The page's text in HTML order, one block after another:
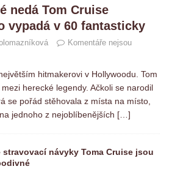
nedá Tom Cruise
vypadá v 60 fantasticky
Komentáře nejsou
hitmakerovi v Hollywoodu. Tom
herecké legendy. Ačkoli se narodil
se pořád stěhovala z místa na místo,
jednoho z nejoblíbenějších […]
stravovací návyky Toma Cruise jsou